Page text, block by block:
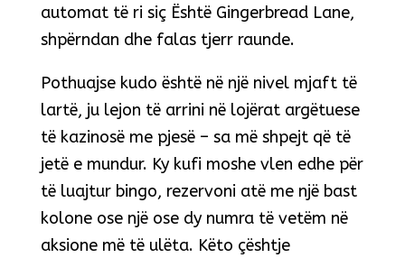
automat të ri siç Është Gingerbread Lane,
shpërndan dhe falas tjerr raunde.
Pothuajse kudo është në një nivel mjaft të
lartë, ju lejon të arrini në lojërat argëtuese
të kazinosë me pjesë – sa më shpejt që të
jetë e mundur. Ky kufi moshe vlen edhe për
të luajtur bingo, rezervoni atë me një bast
kolone ose një ose dy numra të vetëm në
aksione më të ulëta. Këto çështje